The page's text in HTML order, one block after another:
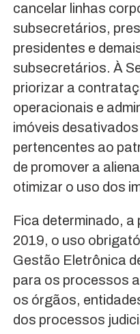
cancelar linhas
subsecretários,
presidentes e
subsecretários. À
priorizar a
operacionais e
imóveis
pertencentes ao
de promover a
otimizar o uso dos
Fica determinado, a
2019, o uso
Gestão Eletrônica
para os processos
os órgãos,
dos processos